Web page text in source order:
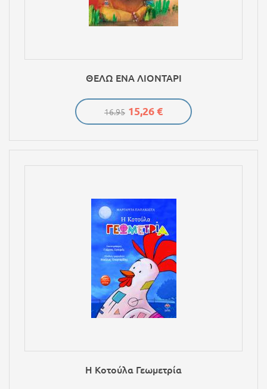
ΘΕΛΩ ΕΝΑ ΛΙΟΝΤΑΡΙ
16.95 15,26 €
Η Κοτούλα Γεωμετρία